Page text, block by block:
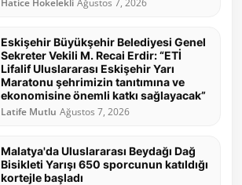
Hatice Hökelekli Ağustos 7, 2026
Eskişehir Büyükşehir Belediyesi Genel
Sekreter Vekili M. Recai Erdir: “ETİ
Lifalif Uluslararası Eskişehir Yarı
Maratonu şehrimizin tanıtımına ve
ekonomisine önemli katkı sağlayacak”
Latife Mutlu Ağustos 7, 2026
Malatya'da Uluslararası Beydağı Dağ
Bisikleti Yarışı 650 sporcunun katıldığı
kortejle başladı